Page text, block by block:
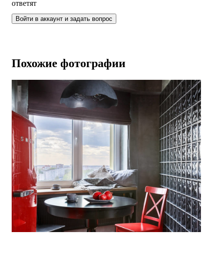
ответят
Войти в аккаунт и задать вопрос
Похожие фотографии
For ONE